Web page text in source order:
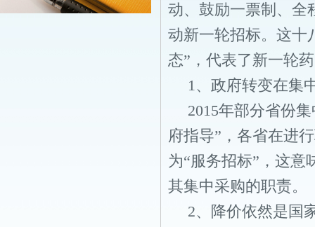
动、鼓励一票制、全
动新一轮招标。这十
态”，代表了新一轮
1、政府转变在集
2015年部分省份
府指导”，各省在进
为“服务招标”，这
其集中采购的职责。
2、降价依然是国